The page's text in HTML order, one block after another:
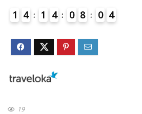
1 4 1 4 0 8 0 4
19